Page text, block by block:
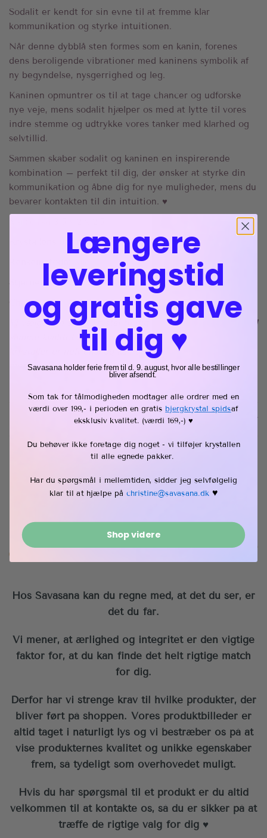
Sodalit er kendt for sin evne til at fremme klar
kommunikation og styrke intuitionen.
Når denne dybblå sten formes som en kanin, forenes
dens beroligende vibrationer med kaninens symbolik af
ny begyndelse, nysgerrighed og leg.
Kaninen opmuntrer os til at tage chancer og udforske
nye veje, mens sodalit hjælper os med at lytte til vores
indre stemme og udtrykke vores tanker med klarhed og
selvtillid.
Sammen skaber sodalit og kaninen en inspirerende
kombination – perfekt til dig, der ønsker at styrke din
kommunikation og åbne dig for nye muligheder, mens du
bevarer kontakten til din intuition. ♥︎
Krystallens oprindelse: Brasilien
Rensemetode:
Stjernetegn: Tvilling & Skytte
Chakra: Hals
Vi vælger en smuk krystal til dig fra vores sortiment, med
samme kvalitet som krystallerne på billederne. Ikke to
krystaller er helt ens, og kan derfor variere i farve,
mønster og små, naturlige "uperfektheder", som gør hver
Kvalitet du kan regne
med
Hos Savasana kan du regne med, at det du ser, er
dét du får.
Vi mener, at ærlighed og integritet er den vigtige
faktor for, at du kan finde det helt rigtige match
for dig.
Derfor har vi strenge krav til hvilke produkter, der
bliver ført på shoppen. Vores produktbilleder er
altid taget i naturligt lys og vi bestræber os på at
vise produkternes kvalitet og unikke egenskaber
frem, så tydeligt som overhovedet muligt.
Hvis du har spørgsmål til et produkt er du altid
velkommen til at kontakte os, så du er sikker på at
træffe de rigtige valg for dig ♥︎
Længere
leveringstid
og gratis gave
til dig ♥︎
Savasana holder ferie frem til d. 9. august, hvor alle bestillinger
bliver afsendt.
Som tak for tålmodigheden modtager alle ordrer med en
værdi over 199,- i perioden en gratis bjergkrystal spidsaf
eksklusiv kvalitet. (værdi 169,-) ♥︎
Du behøver ikke foretage dig noget - vi tilføjer krystallen
til alle egnede pakker.
Har du spørgsmål i mellemtiden, sidder jeg selvfølgelig
klar til at hjælpe på christine@savasana.dk ♥︎
Shop videre